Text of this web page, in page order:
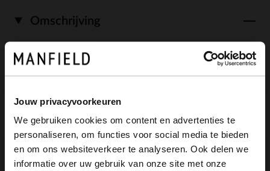
Jouw privacyvoorkeuren
We gebruiken cookies om content en advertenties te
personaliseren, om functies voor social media te bieden
en om ons websiteverkeer te analyseren. Ook delen we
informatie over uw gebruik van onze site met onze
Omschrijving
Donkerblauwe suède slippers van
over de voorvoet loopt. We adviseren als
verzorging de suède/nubuck spray in
×
View this website in English?